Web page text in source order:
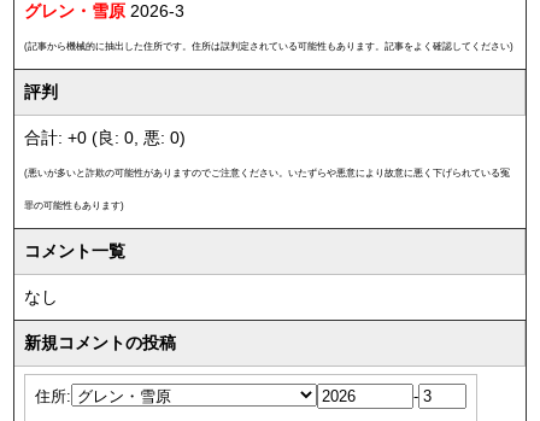
グレン・雪原 2026-3
(記事から機械的に抽出した住所です。住所は誤判定されている可能性もあります。記事をよく確認してください)
評判
合計: +0 (良: 0, 悪: 0)
(悪いが多いと詐欺の可能性がありますのでご注意ください。いたずらや悪意により故意に悪く下げられている冤
罪の可能性もあります)
コメント一覧
なし
新規コメントの投稿
住所: -